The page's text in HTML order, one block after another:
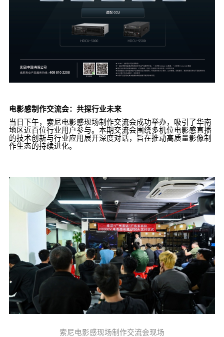
电影感制作交流会：共探行业未来​
当日下午，索尼电影感现场制作交流会成功举办，吸引了华南
地区近百位行业用户参与。本期交流会围绕多机位电影感直播
的技术创新与行业应用展开深度对话，旨在推动高质量影像制
作生态的持续进化。
索尼电影感现场制作交流会现场